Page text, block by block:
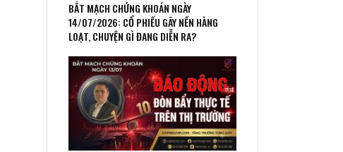
BẮT MẠCH CHỨNG KHOÁN NGÀY
14/07/2026: CỔ PHIẾU GÃY NỀN HÀNG
LOẠT, CHUYỆN GÌ ĐANG DIỄN RA?